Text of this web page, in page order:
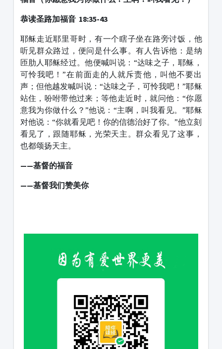
恭读圣路加福音 18:35-43
耶稣走近耶里哥时，有一个瞎子坐在路旁讨饭，他
听见群众路过，便问是什么事。有人告诉他：是纳
匝肋人耶稣经过。他便喊叫说：“达味之子，耶稣，
可怜我吧！”在前面走的人就斥责他，叫他不要出
声；但他越发喊叫说：“达味之子，可怜我吧！”耶稣
站住，吩咐带他过来；等他走近时，就问他：“你愿
意我为你做什么？”他说：“主啊，叫我看见。”耶稣
对他说：“你就看见吧！你的信德治好了你。”他立刻
看见了，跟随耶稣，光荣天主。群众看见了这事，
也都颂扬天主。
——基督的福音
——基督我们赞美你